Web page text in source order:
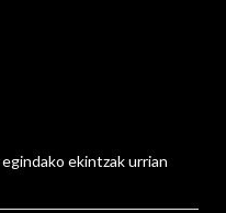
ekintzak urrian